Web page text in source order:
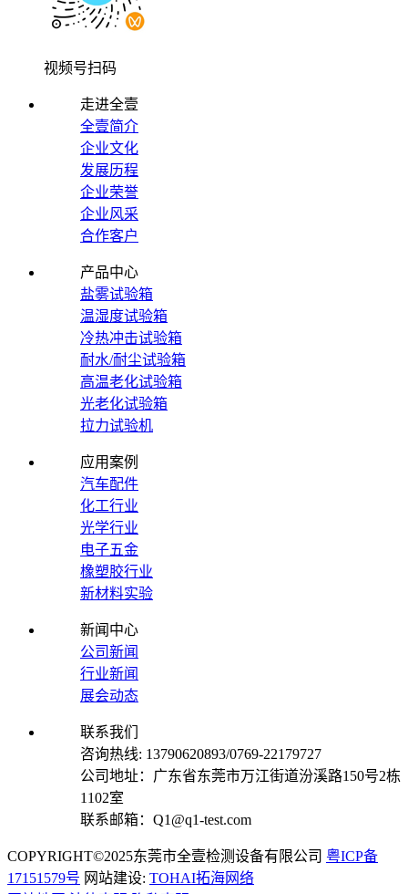
视频号扫码
走进全壹
全壹简介
企业文化
发展历程
企业荣誉
企业风采
合作客户
产品中心
盐雾试验箱
温湿度试验箱
冷热冲击试验箱
耐水/耐尘试验箱
高温老化试验箱
光老化试验箱
拉力试验机
应用案例
汽车配件
化工行业
光学行业
电子五金
橡塑胶行业
新材料实验
新闻中心
公司新闻
行业新闻
展会动态
联系我们
咨询热线: 13790620893/0769-22179727
公司地址：广东省东莞市万江街道汾溪路150号2栋
1102室
联系邮箱：Q1@q1-test.com
COPYRIGHT©2025东莞市全壹检测设备有限公司 粤ICP备
17151579号 网站建设: TOHAI拓海网络